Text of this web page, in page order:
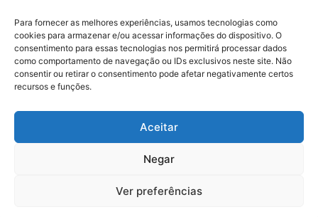
Para fornecer as melhores experiências, usamos tecnologias como
cookies para armazenar e/ou acessar informações do dispositivo. O
consentimento para essas tecnologias nos permitirá processar dados
como comportamento de navegação ou IDs exclusivos neste site. Não
consentir ou retirar o consentimento pode afetar negativamente certos
recursos e funções.
Aceitar
Negar
Ver preferências
Contatos
contato@lemaef.com.br
(85) 99868-3664